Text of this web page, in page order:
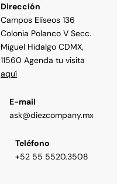
Dirección
Campos Elíseos 136
Colonia Polanco V Secc.
Miguel Hidalgo CDMX,
11560 Agenda tu visita
aquí
E-mail
ask@diezcompany.mx
Teléfono
+52 55 5520.3508